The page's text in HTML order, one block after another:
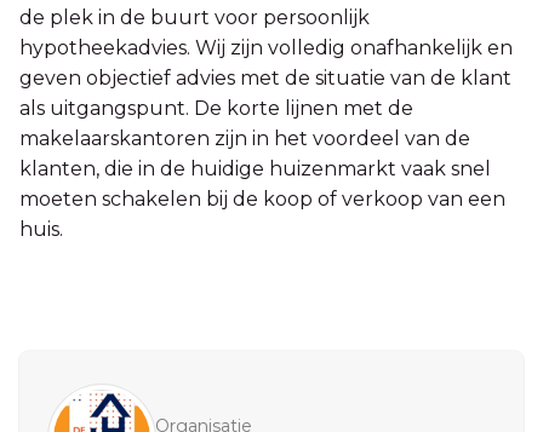
de plek in de buurt voor persoonlijk
hypotheekadvies. Wij zijn volledig onafhankelijk en
geven objectief advies met de situatie van de klant
als uitgangspunt. De korte lijnen met de
makelaarskantoren zijn in het voordeel van de
klanten, die in de huidige huizenmarkt vaak snel
moeten schakelen bij de koop of verkoop van een
huis.
Organisatie